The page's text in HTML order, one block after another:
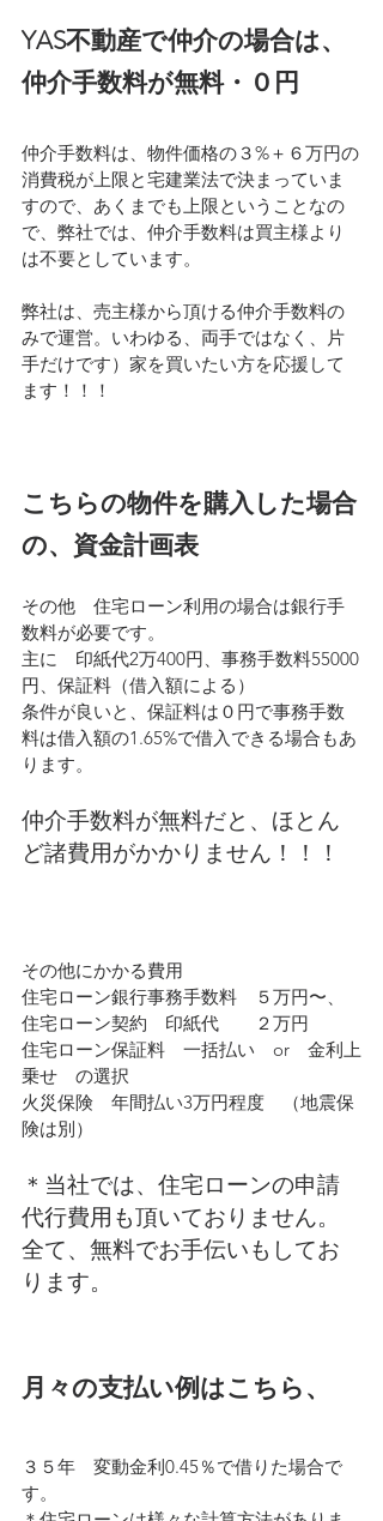
YAS不動産で仲介の場合は、
仲介手数料が無料・０円
仲介手数料は、物件価格の３%＋６万円の
消費税が上限と宅建業法で決まっていま
すので、あくまでも上限ということなの
で、弊社では、仲介手数料は買主様より
は不要としています。
弊社は、売主様から頂ける仲介手数料の
みで運営。いわゆる、両手ではなく、片
手だけです）家を買いたい方を応援して
ます！！！
こちらの物件を購入した場合
の、資金計画表
その他　住宅ローン利用の場合は銀行手
数料が必要です。
主に　印紙代2万400円、事務手数料55000
円、保証料（借入額による）
条件が良いと、保証料は０円で事務手数
料は借入額の1.65%で借入できる場合もあ
ります。
仲介手数料が無料だと、ほとん
ど諸費用がかかりません！！！
その他にかかる費用
住宅ローン銀行事務手数料　５万円〜、
住宅ローン契約　印紙代　　２万円
住宅ローン保証料　一括払い　or　金利上
乗せ　の選択
火災保険　年間払い3万円程度　（地震保
険は別）
＊当社では、住宅ローンの申請
代行費用も頂いておりません。
全て、無料でお手伝いもしてお
ります。
月々の支払い例はこちら、
３５年　変動金利0.45％で借りた場合で
す。